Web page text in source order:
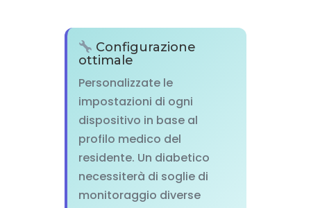
Configurazione
ottimale
Personalizzate le
impostazioni di ogni
dispositivo in base al
profilo medico del
residente. Un diabetico
necessiterà di soglie di
monitoraggio diverse